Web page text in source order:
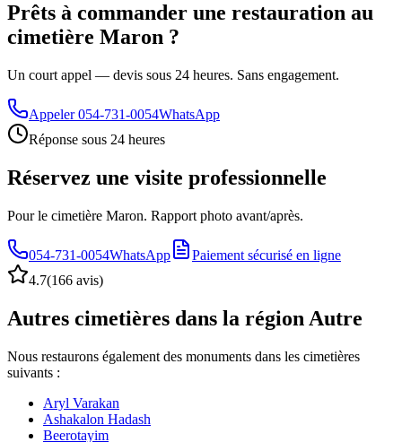
Prêts à commander une restauration au
cimetière Maron ?
Un court appel — devis sous 24 heures. Sans engagement.
Appeler 054-731-0054WhatsApp
Réponse sous 24 heures
Réservez une visite professionnelle
Pour le cimetière Maron. Rapport photo avant/après.
054-731-0054WhatsApp
Paiement sécurisé en ligne
4.7(166 avis)
Autres cimetières dans la région Autre
Nous restaurons également des monuments dans les cimetières
suivants :
Aryl Varakan
Ashakalon Hadash
Beerotayim